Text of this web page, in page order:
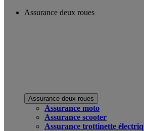
Assurance deux roues
Assurance deux roues
Assurance moto
Assurance scooter
Assurance trottinette